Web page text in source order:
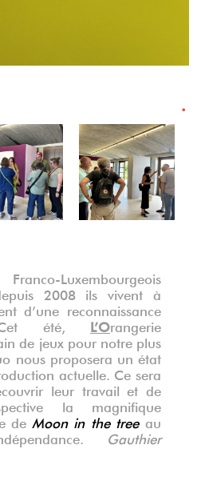
°
Luxembourgeois
2008 ils vivent à
d’une reconnaissance
Cet été, L’Orangerie
de jeux pour notre plus
nous proposera un état
actuelle. Ce sera
leur travail et de
la magnifique
de Moon in the treeau
Gauthier